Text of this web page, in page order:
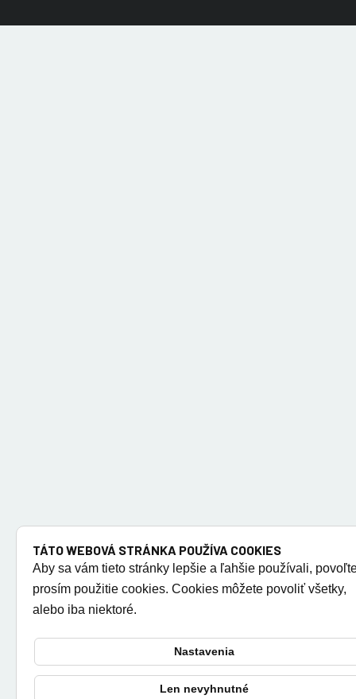
TÁTO WEBOVÁ STRÁNKA POUŽÍVA COOKIES
Aby sa vám tieto stránky lepšie a ľahšie používali,
prosím použitie cookies. Cookies môžete povoliť všetky,
alebo iba niektoré.
Nastavenia
Len nevyhnutné